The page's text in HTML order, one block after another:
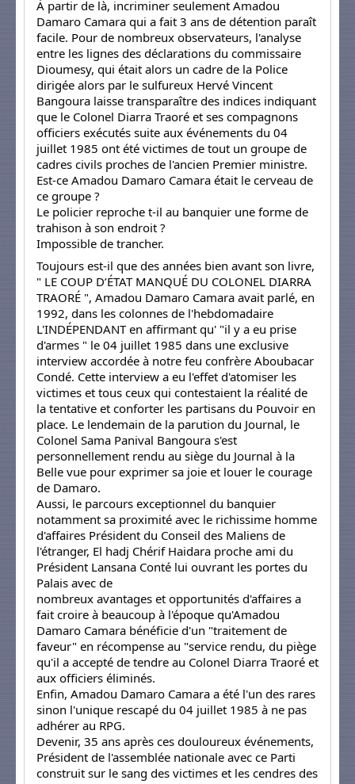
À partir de là, incriminer seulement Amadou
Damaro Camara qui a fait 3 ans de détention paraît
facile. Pour de nombreux observateurs, l'analyse
entre les lignes des déclarations du commissaire
Dioumesy, qui était alors un cadre de la Police
dirigée alors par le sulfureux Hervé Vincent
Bangoura laisse transparaître des indices indiquant
que le Colonel Diarra Traoré et ses compagnons
officiers exécutés suite aux événements du 04
juillet 1985 ont été victimes de tout un groupe de
cadres civils proches de l'ancien Premier ministre.
Est-ce Amadou Damaro Camara était le cerveau de
ce groupe ?
Le policier reproche t-il au banquier une forme de
trahison à son endroit ?
Impossible de trancher.
Toujours est-il que des années bien avant son livre,
" LE COUP D’ÉTAT MANQUÉ DU COLONEL DIARRA
TRAORÉ ", Amadou Damaro Camara avait parlé, en
1992, dans les colonnes de l'hebdomadaire
L'INDÉPENDANT en affirmant qu' "il y a eu prise
d'armes " le 04 juillet 1985 dans une exclusive
interview accordée à notre feu confrère Aboubacar
Condé. Cette interview a eu l'effet d'atomiser les
victimes et tous ceux qui contestaient la réalité de
la tentative et conforter les partisans du Pouvoir en
place. Le lendemain de la parution du Journal, le
Colonel Sama Panival Bangoura s'est
personnellement rendu au siège du Journal à la
Belle vue pour exprimer sa joie et louer le courage
de Damaro.
Aussi, le parcours exceptionnel du banquier
notamment sa proximité avec le richissime homme
d'affaires Président du Conseil des Maliens de
l'étranger, El hadj Chérif Haidara proche ami du
Président Lansana Conté lui ouvrant les portes du
Palais avec de
nombreux avantages et opportunités d'affaires a
fait croire à beaucoup à l'époque qu'Amadou
Damaro Camara bénéficie d'un "traitement de
faveur" en récompense au "service rendu, du piège
qu'il a accepté de tendre au Colonel Diarra Traoré et
aux officiers éliminés.
Enfin, Amadou Damaro Camara a été l'un des rares
sinon l'unique rescapé du 04 juillet 1985 à ne pas
adhérer au RPG.
Devenir, 35 ans après ces douloureux événements,
Président de l'assemblée nationale avec ce Parti
construit sur le sang des victimes et les cendres des